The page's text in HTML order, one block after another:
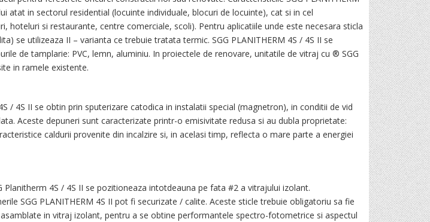
atat in sectorul residential (locuinte individuale, blocuri de locuinte), cat si in cel
hoteluri si restaurante, centre comerciale, scoli). Pentru aplicatiile unde este necesara sticla
se utilizeaza II – varianta ce trebuie tratata termic. SGG PLANITHERM 4S / 4S II se
de tamplarie: PVC, lemn, aluminiu. In proiectele de renovare, unitatile de vitraj cu ® SGG
in ramele existente.
/ 4S II se obtin prin sputerizare catodica in instalatii special (magnetron), in conditii de vid
Aceste depuneri sunt caracterizate printr-o emisivitate redusa si au dubla proprietate:
caldurii provenite din incalzire si, in acelasi timp, reflecta o mare parte a energiei
Planitherm 4S / 4S II se pozitioneaza intotdeauna pe fata #2 a vitrajului izolant.
SGG PLANITHERM 4S II pot fi securizate / calite. Aceste sticle trebuie obligatoriu sa fie
in vitraj izolant, pentru a se obtine performantele spectro-fotometrice si aspectul